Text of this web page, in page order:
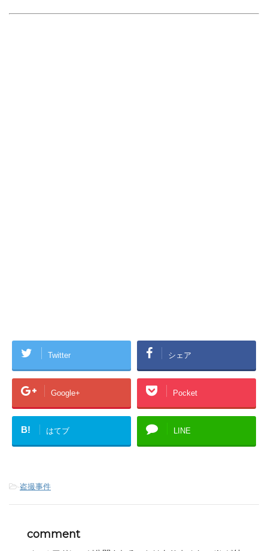
Twitter シェア
Google+ Pocket
B! はてブ LINE
-盗撮事件
comment